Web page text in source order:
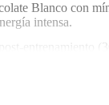
Blanco con
intensa.
entrenamiento